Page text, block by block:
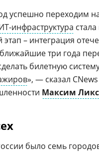
успешно переходим
инфраструктура
– интеграция
три года
билетную
», — сказал CNews
Максим
было семь